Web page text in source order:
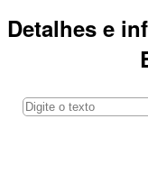
Detalhes e